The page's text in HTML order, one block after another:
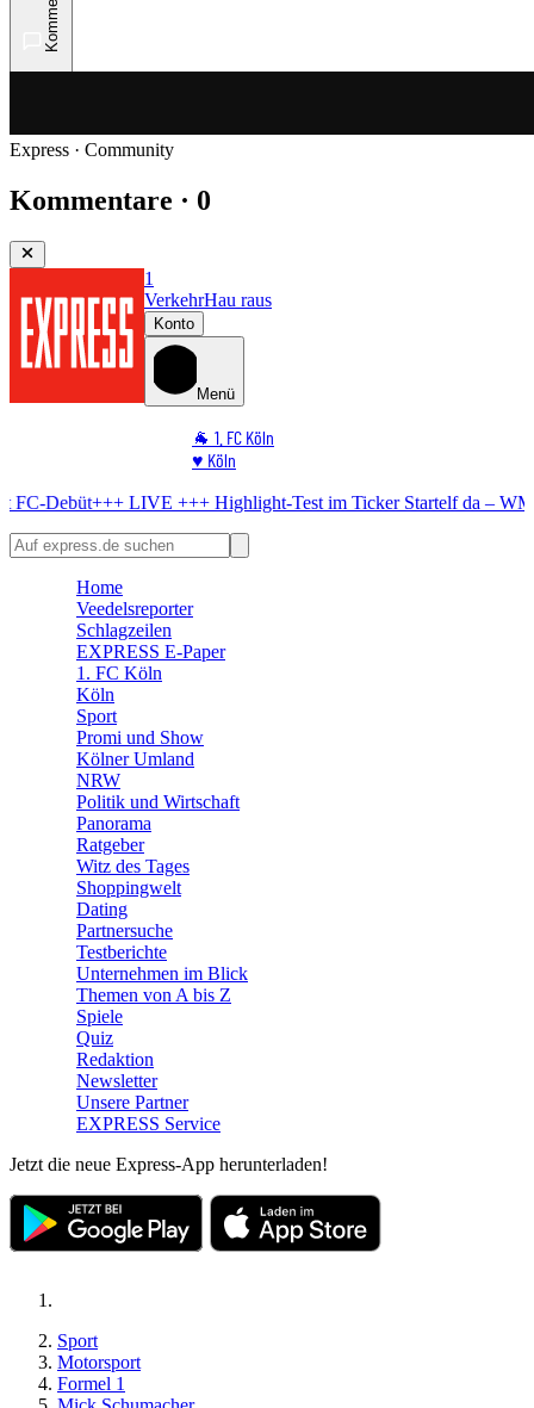
Express · Community
Kommentare · 0
1
VerkehrHau raus
Konto
Menü
🐐 1. FC Köln
♥️ Köln
🏆 Sport
+++Highlight-Test im TickerStartelf da – WM-Star gibt FC-
Home
Veedelsreporter
Schlagzeilen
EXPRESS E-Paper
1. FC Köln
Köln
Sport
Promi und Show
Kölner Umland
NRW
Politik und Wirtschaft
Panorama
Ratgeber
Witz des Tages
Shoppingwelt
Dating
Partnersuche
Testberichte
Unternehmen im Blick
Themen von A bis Z
Spiele
Quiz
Redaktion
Newsletter
Unsere Partner
EXPRESS Service
Jetzt die neue Express-App herunterladen!
Sport
Motorsport
Formel 1